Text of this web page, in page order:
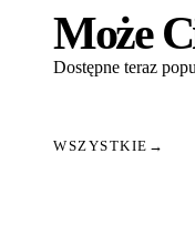
Może
Dostępne teraz
WSZYSTKIE →